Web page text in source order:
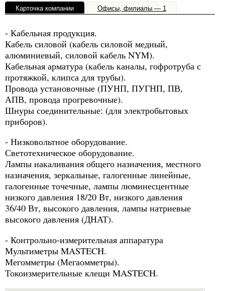
Карточка компании Офисы, филиалы — 1
- Кабельная продукция.
Кабель силовой (кабель силовой медный,
алюминиевый, силовой кабель NYM).
Кабельная арматура (кабель каналы, гофротруба с
протяжкой, клипса для трубы).
Провода установочные (ПУНП, ПУГНП, ПВ,
АПВ, провода прогревочные).
Шнуры соединительные: (для электробытовых
приборов).
- Низковольтное оборудование.
Светотехническое оборудование.
Лампы накаливания общего назначения, местного
назначения, зеркальные, галогенные линейные,
галогенные точечные, лампы люминесцентные
низкого давления 18/20 Вт, низкого давления
36/40 Вт, высокого давления, лампы натриевые
высокого давления (ДНАТ).
- Контрольно-измерительная аппаратура
Мультиметры MASTECH.
Мегомметры (Мегаомметры).
Токоизмерительные клещи MASTECH.